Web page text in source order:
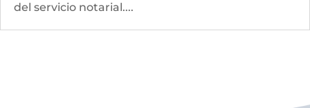
del servicio notarial....